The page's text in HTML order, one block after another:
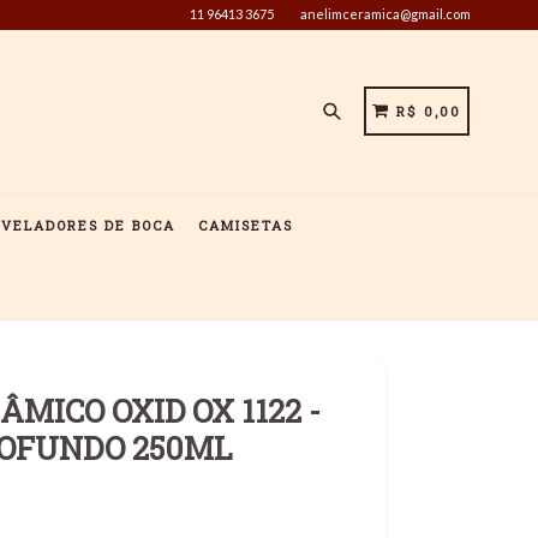
11 96413 3675 anelimceramica@gmail.com
PesquisarCARRINHO
CARRINHO
R$ 0,00
DE BOCA CAMISETAS
OXID OX 1122 -
250ML